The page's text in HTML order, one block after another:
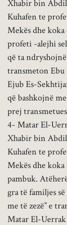
Xhabir bin
Kuhafen te
Mekës dhe
profeti -alejhi
që ta
transmeton Ebu
Ejub Es-
që bashkojnë
prej
4- Matar El-
Xhabir bin
Kuhafen te
Mekës dhe
pambuk.
gra të familjes
me të zezë” e
Matar El-Uerrak